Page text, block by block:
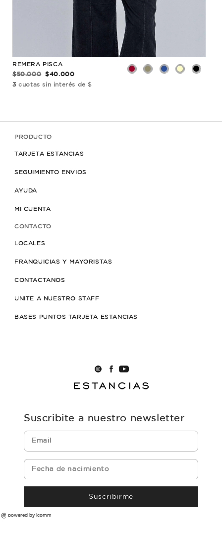
REMERA PISCA
$50.000
$40.000
3 cuotas sin interés de $
PRODUCTO
TARJETA ESTANCIAS
SEGUIMIENTO ENVIOS
AYUDA
MI CUENTA
CONTACTO
LOCALES
FRANQUICIAS Y MAYORISTAS
CONTACTANOS
UNITE A NUESTRO STAFF
BASES PUNTOS TARJETA ESTANCIAS
Suscribite a nuestro newsletter
Suscribirme
powered by icomm